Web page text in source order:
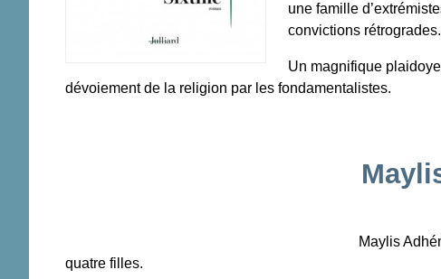
une famille
convictions rétrogrades.
Un magnifique
dévoiement de la religion par les fondamentalistes.
Maylis
quatre filles.